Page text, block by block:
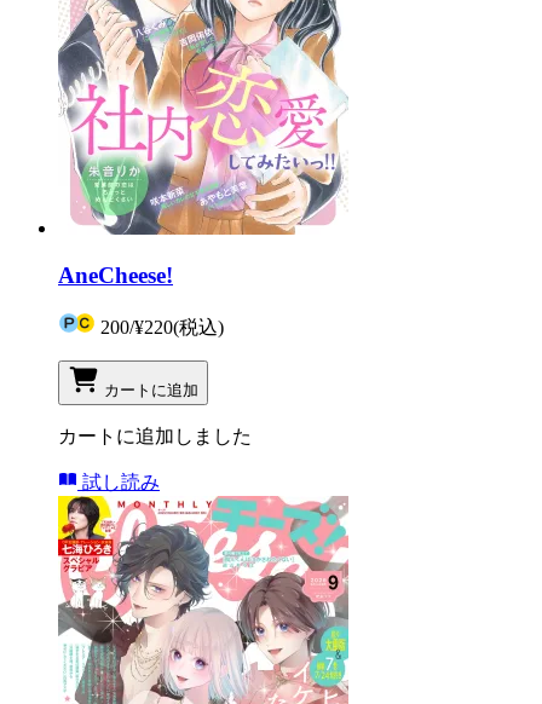
AneCheese!
200/¥220(税込)
カートに追加
カートに追加しました
試し読み